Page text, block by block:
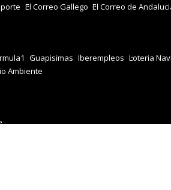
El Correo Gallego El Correo de
Guapisimas Iberempleos Loteria
Ambiente